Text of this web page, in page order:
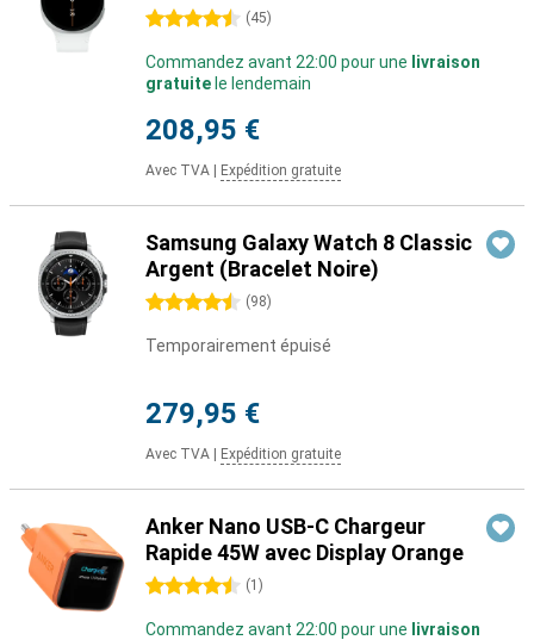
4.5 étoiles (45)
Commandez avant 22:00 pour une livraison
gratuite le lendemain
208,95 €
Avec TVA Expédition gratuite
Samsung Galaxy Watch 8 Classic
Argent (Bracelet Noire)
4.5 étoiles (98)
Temporairement épuisé
279,95 €
Avec TVA Expédition gratuite
Anker Nano USB-C Chargeur
Rapide 45W avec Display Orange
4.5 étoiles (1 )
Commandez avant 22:00 pour une livraison